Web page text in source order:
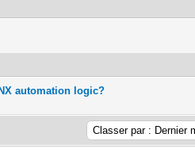
automation logic?